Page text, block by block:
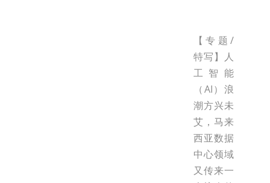
【专题/
特写】人
工智能
（AI）浪
潮方兴未
艾，马来
西亚数据
中心领域
又传来一